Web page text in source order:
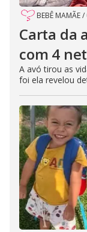
BEBÊ MAMÃE/
Carta da
com 4
A avó tirou as
foi ela revelou